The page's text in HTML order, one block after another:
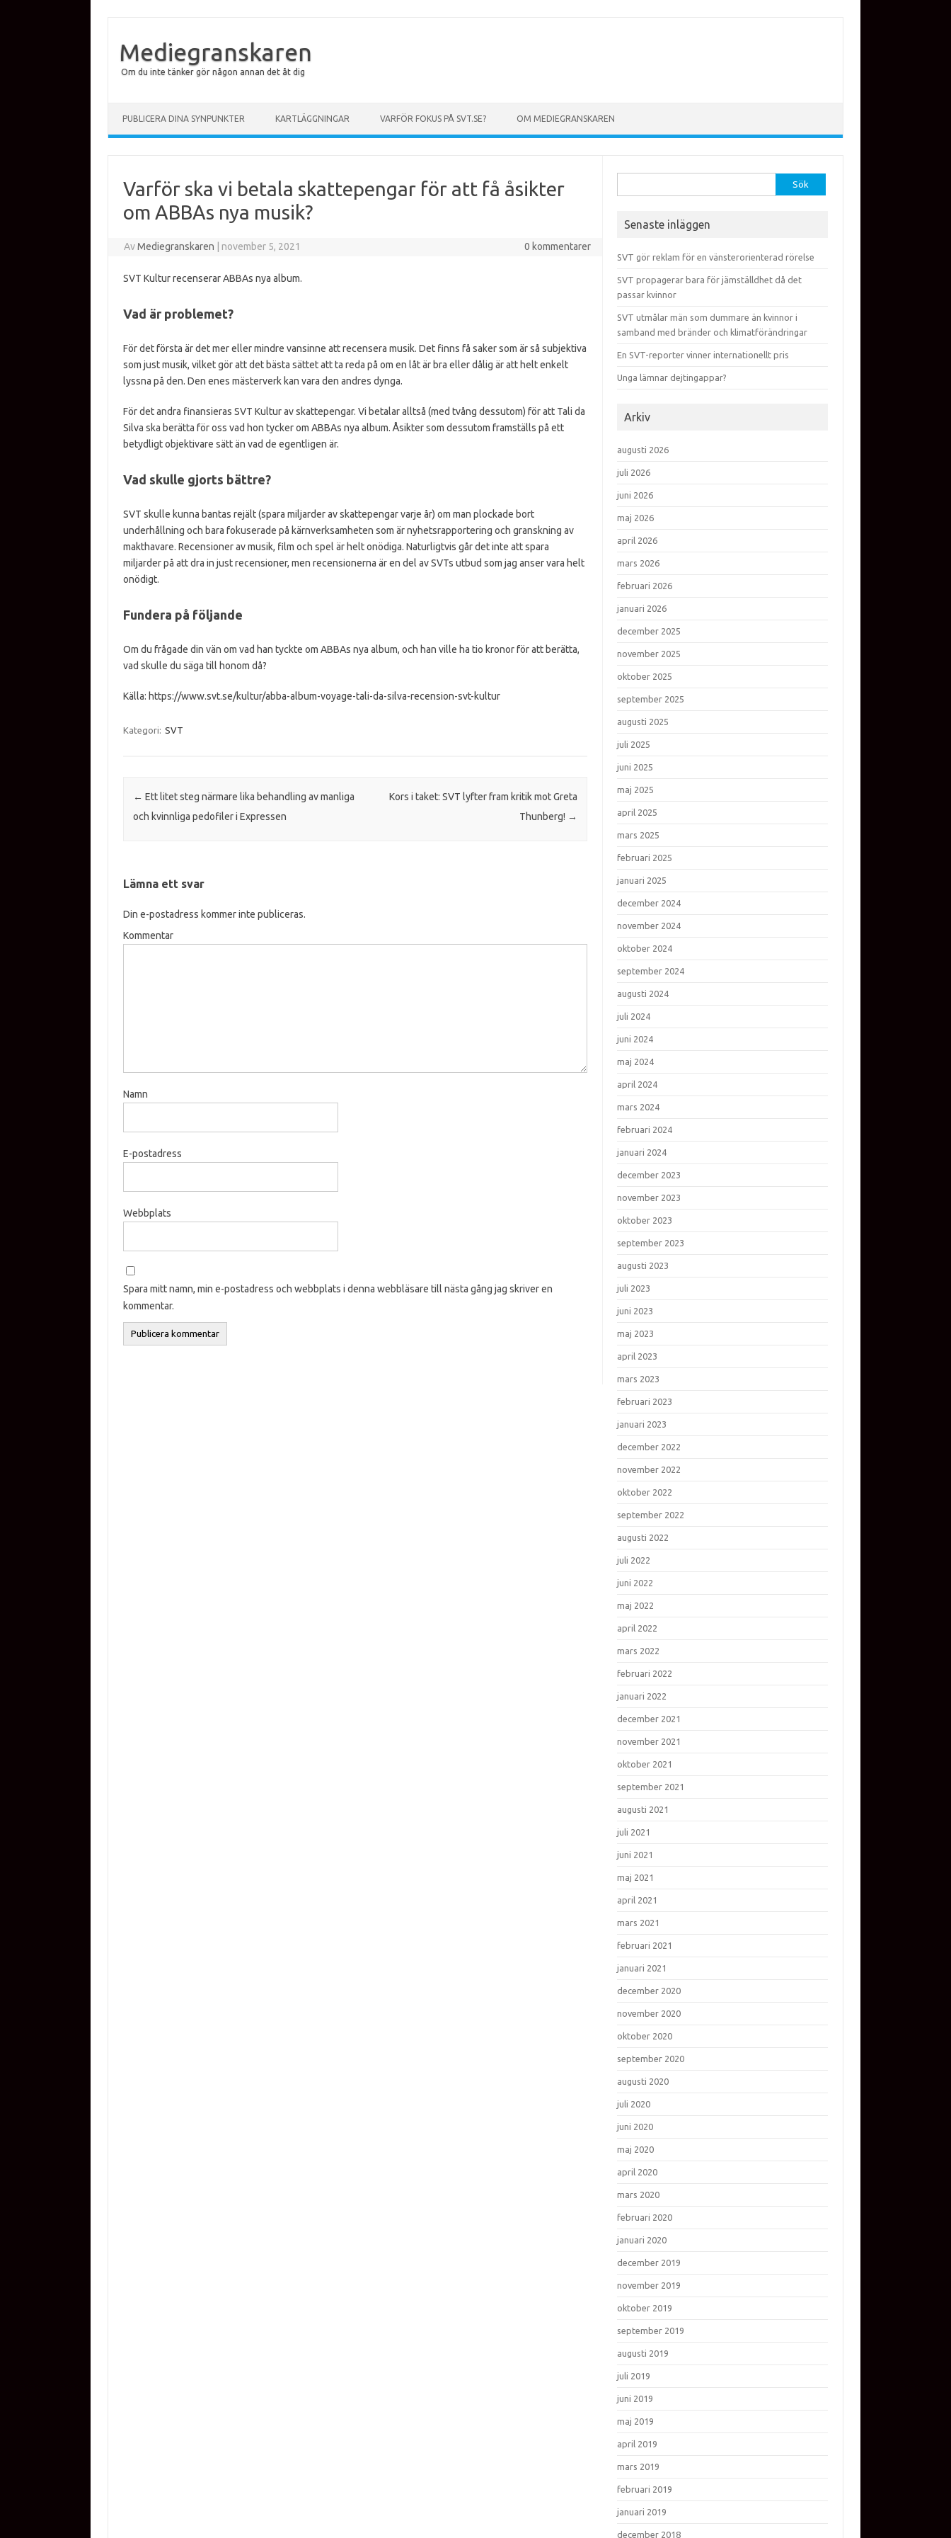
Mediegranskaren
Om du inte tänker gör någon annan det åt dig
PUBLICERA DINA SYNPUNKTER KARTLÄGGNINGAR VARFÖR FOKUS PÅ SVT.SE? OM MEDIEGRANSKAREN
Varför ska vi betala skattepengar för att få åsikter
om ABBAs nya musik?
AvMediegranskaren november 5, 2021 0 kommentarer
SVT Kultur recenserar ABBAs nya album.
Vad är problemet?
För det första är det mer eller mindre vansinne att recensera musik. Det finns få saker som är så subjektiva
som just musik, vilket gör att det bästa sättet att ta reda på om en låt är bra eller dålig är att helt enkelt
lyssna på den. Den enes mästerverk kan vara den andres dynga.
För det andra finansieras SVT Kultur av skattepengar. Vi betalar alltså (med tvång dessutom) för att Tali da
Silva ska berätta för oss vad hon tycker om ABBAs nya album. Åsikter som dessutom framställs på ett
betydligt objektivare sätt än vad de egentligen är.
Vad skulle gjorts bättre?
SVT skulle kunna bantas rejält (spara miljarder av skattepengar varje år) om man plockade bort
underhållning och bara fokuserade på kärnverksamheten som är nyhetsrapportering och granskning av
makthavare. Recensioner av musik, film och spel är helt onödiga. Naturligtvis går det inte att spara
miljarder på att dra in just recensioner, men recensionerna är en del av SVTs utbud som jag anser vara helt
onödigt.
Fundera på följande
Om du frågade din vän om vad han tyckte om ABBAs nya album, och han ville ha tio kronor för att berätta,
vad skulle du säga till honom då?
Källa: https://www.svt.se/kultur/abba-album-voyage-tali-da-silva-recension-svt-kultur
Kategori: SVT
Inläggsnavigering
← Ett litet steg närmare lika behandling av manliga
och kvinnliga pedofiler i Expressen
Kors i taket: SVT lyfter fram kritik mot Greta
Thunberg! →
Lämna ett svar
Din e-postadress kommer inte publiceras.
Kommentar
Namn
E-postadress
Webbplats
Spara mitt namn, min e-postadress och webbplats i denna webbläsare till nästa gång jag skriver en
kommentar.
Senaste inläggen
SVT gör reklam för en vänsterorienterad rörelse
SVT propagerar bara för jämställdhet då det
passar kvinnor
SVT utmålar män som dummare än kvinnor i
samband med bränder och klimatförändringar
En SVT-reporter vinner internationellt pris
Unga lämnar dejtingappar?
Arkiv
augusti 2026
juli 2026
juni 2026
maj 2026
april 2026
mars 2026
februari 2026
januari 2026
december 2025
november 2025
oktober 2025
september 2025
augusti 2025
juli 2025
juni 2025
maj 2025
april 2025
mars 2025
februari 2025
januari 2025
december 2024
november 2024
oktober 2024
september 2024
augusti 2024
juli 2024
juni 2024
maj 2024
april 2024
mars 2024
februari 2024
januari 2024
december 2023
november 2023
oktober 2023
september 2023
augusti 2023
juli 2023
juni 2023
maj 2023
april 2023
mars 2023
februari 2023
januari 2023
december 2022
november 2022
oktober 2022
september 2022
augusti 2022
juli 2022
juni 2022
maj 2022
april 2022
mars 2022
februari 2022
januari 2022
december 2021
november 2021
oktober 2021
september 2021
augusti 2021
juli 2021
juni 2021
maj 2021
april 2021
mars 2021
februari 2021
januari 2021
december 2020
november 2020
oktober 2020
september 2020
augusti 2020
juli 2020
juni 2020
maj 2020
april 2020
mars 2020
februari 2020
januari 2020
december 2019
november 2019
oktober 2019
september 2019
augusti 2019
juli 2019
juni 2019
maj 2019
april 2019
mars 2019
februari 2019
januari 2019
december 2018